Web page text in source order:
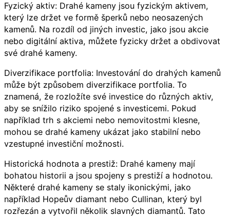
Fyzický aktiv: Drahé kameny jsou fyzickým aktivem,
který lze držet ve formě šperků nebo neosazených
kamenů. Na rozdíl od jiných investic, jako jsou akcie
nebo digitální aktiva, můžete fyzicky držet a obdivovat
své drahé kameny.
Diverzifikace portfolia: Investování do drahých kamenů
může být způsobem diverzifikace portfolia. To
znamená, že rozložíte své investice do různých aktiv,
aby se snížilo riziko spojené s investicemi. Pokud
například trh s akciemi nebo nemovitostmi klesne,
mohou se drahé kameny ukázat jako stabilní nebo
vzestupné investiční možnosti.
Historická hodnota a prestiž: Drahé kameny mají
bohatou historii a jsou spojeny s prestiží a hodnotou.
Některé drahé kameny se staly ikonickými, jako
například Hopeův diamant nebo Cullinan, který byl
rozřezán a vytvořil několik slavných diamantů. Tato